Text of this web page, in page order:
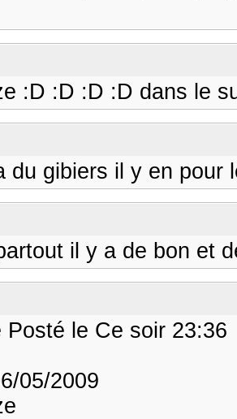
:D :D :D :D dans le
du gibiers il y en pour
il y a de bon et
Posté le Ce soir 23:36
05/2009